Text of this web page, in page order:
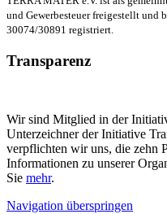
und Gewerbesteuer freigestellt und
30074/30891 registriert.
Transparenz
Wir sind Mitglied in der
Unterzeichner der Initiative
verpflichten wir uns, die zehn
Informationen zu unserer
Sie mehr.
Navigation überspringen